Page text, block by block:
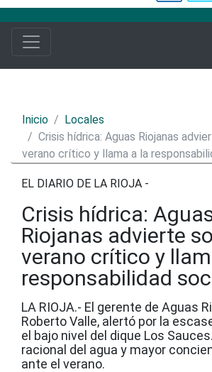
Inicio
Locales
Crisis hídrica: Aguas Riojanas
verano crítico y llama a la
EL DIARIO DE LA RIOJA -
Crisis hídrica:
Riojanas advierte
verano crítico y
responsabilidad
LA RIOJA.- El gerente de Aguas
Roberto Valle, alertó por la
el bajo nivel del dique Los
racional del agua y mayor
ante el verano.